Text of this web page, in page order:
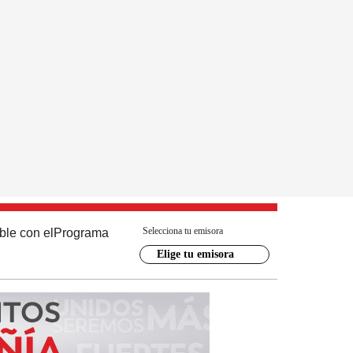
con el Programa Selecciona tu emisora
Elige tu emisora